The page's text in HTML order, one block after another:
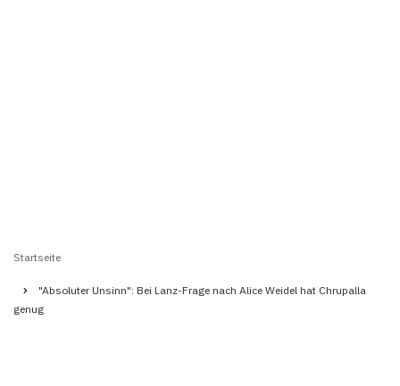
Startseite
"Absoluter Unsinn": Bei Lanz-Frage nach Alice Weidel hat Chrupalla
genug